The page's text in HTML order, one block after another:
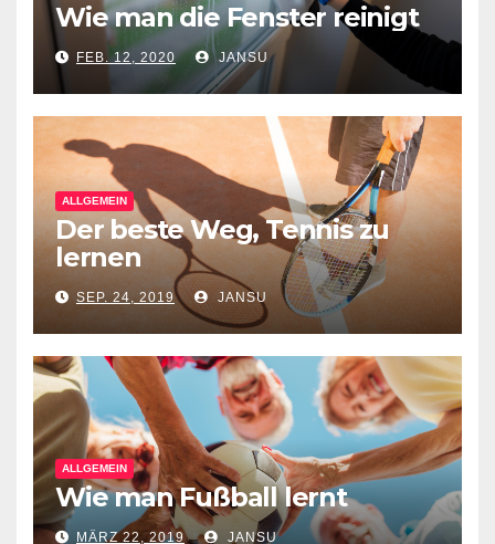
Wie man die Fenster reinigt
FEB. 12, 2020 JANSU
ALLGEMEIN
Der beste Weg, Tennis zu
lernen
SEP. 24, 2019 JANSU
ALLGEMEIN
Wie man Fußball lernt
MÄRZ 22, 2019 JANSU